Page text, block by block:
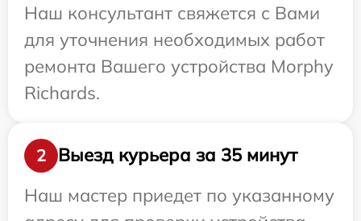
Наш консультант свяжется с Вами
для уточнения необходимых работ
ремонта Вашего устройства Morphy
Richards.
2
Выезд курьера за 35 минут
Наш мастер приедет по указанному